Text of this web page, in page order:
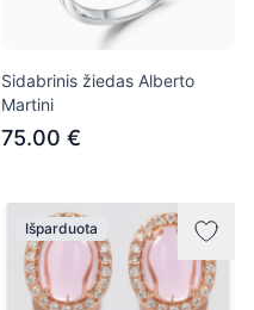
Sidabrinis žiedas Alberto
Martini
75.00 €
Išparduota